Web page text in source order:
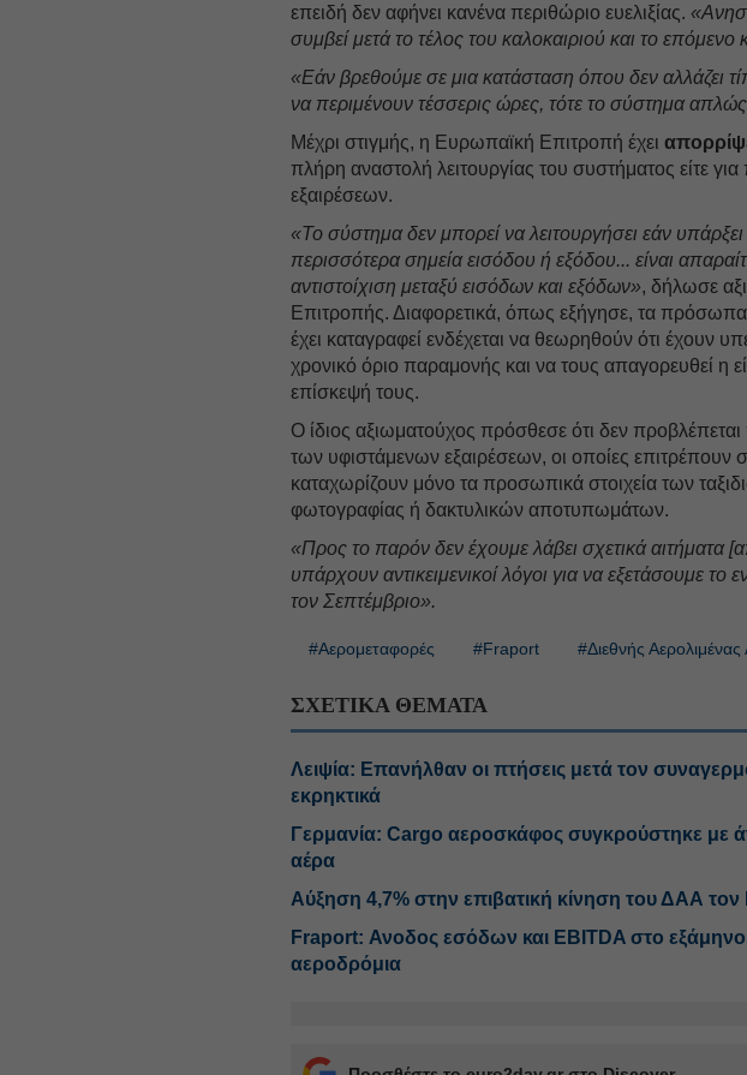
επειδή δεν αφήνει κανένα περιθώριο ευελιξίας.
συμβεί μετά το τέλος του καλοκαιριού και το επόμενο
«Εάν βρεθούμε σε μια κατάσταση όπου δεν αλλάζει
να περιμένουν τέσσερις ώρες, τότε το σύστημα απλώς
Μέχρι στιγμής, η Ευρωπαϊκή Επιτροπή έχει
πλήρη αναστολή λειτουργίας του συστήματος είτε
εξαιρέσεων.
«Το σύστημα δεν μπορεί να λειτουργήσει εάν
περισσότερα σημεία εισόδου ή εξόδου... είναι
αντιστοίχιση μεταξύ εισόδων και εξόδων», δήλωσε
Επιτροπής. Διαφορετικά, όπως εξήγησε, τα
έχει καταγραφεί ενδέχεται να θεωρηθούν ότι έχουν
χρονικό όριο παραμονής και να τους απαγορευθεί η
επίσκεψή τους.
Ο ίδιος αξιωματούχος πρόσθεσε ότι δεν
των υφιστάμενων εξαιρέσεων, οι οποίες επιτρέπουν
καταχωρίζουν μόνο τα προσωπικά στοιχεία των
φωτογραφίας ή δακτυλικών αποτυπωμάτων.
«Προς το παρόν δεν έχουμε λάβει σχετικά αιτήματα
υπάρχουν αντικειμενικοί λόγοι για να εξετάσουμε
τον Σεπτέμβριο».
#Αερομεταφορές #Fraport #Διεθνής
ΣΧΕΤΙΚΑ ΘΕΜΑΤΑ
Λειψία: Επανήλθαν οι πτήσεις μετά τον
εκρηκτικά
Γερμανία: Cargo αεροσκάφος συγκρούστηκε με
αέρα
Αύξηση 4,7% στην επιβατική κίνηση του ΔΑΑ τον
Fraport: Ανοδος εσόδων και EBITDA στο
αεροδρόμια